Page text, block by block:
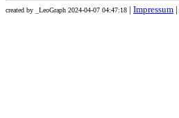
created by _LeoGraph 2024-04-07 04:47:18 Impressum